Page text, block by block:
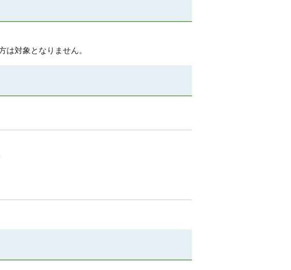
対象となりません。